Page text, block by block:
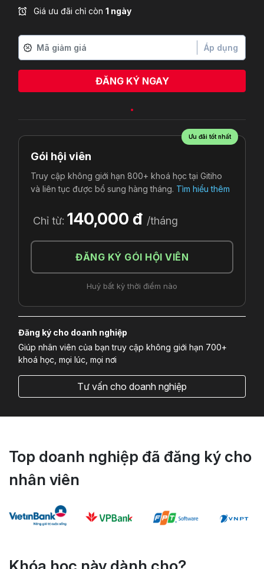
Giá ưu đãi chỉ còn 1 ngày
Áp dụng
ĐĂNG KÝ NGAY
Ưu đãi tốt nhất
Gói hội viên
Truy cập không giới hạn 800+ khoá học tại Gitiho
và liên tục được bổ sung hàng tháng. Tìm hiểu thêm
Chỉ từ: 140,000 đ /tháng
ĐĂNG KÝ GÓI HỘI VIÊN
Huỷ bất kỳ thời điểm nào
Đăng ký cho doanh nghiệp
Giúp nhân viên của bạn truy cập không giới hạn 700+
khoá học, mọi lúc, mọi nơi
Tư vấn cho doanh nghiệp
Top doanh nghiệp đã đăng ký cho
nhân viên